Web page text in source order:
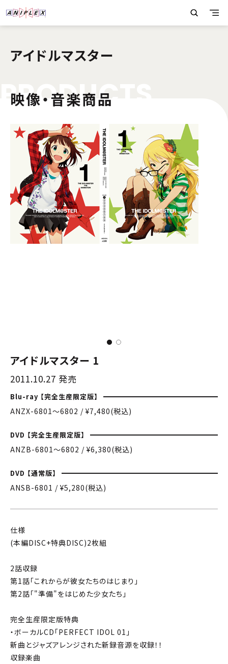
アイドルマスター
PRODUC
映像・音楽商品
アイドルマスター 1
2011.10.27 発売
Blu-ray 【完全生産限定版】
ANZX-6801〜6802 / ¥7,480(税込)
DVD 【完全生産限定版】
ANZB-6801〜6802 / ¥6,380(税込)
DVD 【通常版】
ANSB-6801 / ¥5,280(税込)
仕様
(本編DISC+特典DISC)2枚組
2話収録
第1話「これからが彼女たちのはじまり」
第2話「"準備"をはじめた少女たち」
完全生産限定版特典
・ボーカルCD「PERFECT IDOL 01」
新曲とジャズアレンジされた新録音源を収録！！
収録楽曲